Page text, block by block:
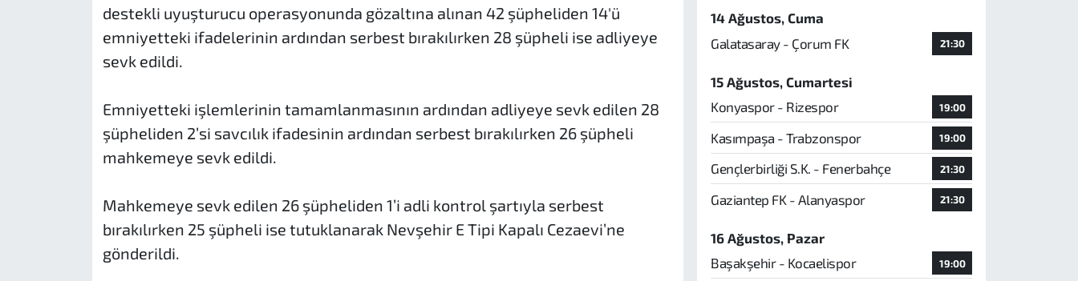
destekli uyuşturucu operasyonunda gözaltına alınan 42 şüpheliden 14'ü
emniyetteki ifadelerinin ardından serbest bırakılırken 28 şüpheli ise adliyeye
sevk edildi.
Emniyetteki işlemlerinin tamamlanmasının ardından adliyeye sevk edilen 28
şüpheliden 2’si savcılık ifadesinin ardından serbest bırakılırken 26 şüpheli
mahkemeye sevk edildi.
Mahkemeye sevk edilen 26 şüpheliden 1’i adli kontrol şartıyla serbest
bırakılırken 25 şüpheli ise tutuklanarak Nevşehir E Tipi Kapalı Cezaevi’ne
gönderildi.
14 Ağustos, Cuma
Galatasaray - Çorum FK
21:30
15 Ağustos, Cumartesi
Konyaspor - Rizespor
19:00
Kasımpaşa - Trabzonspor 19:00
Gençlerbirliği S.K. - Fenerbahçe 21:30
Gaziantep FK - Alanyaspor 21:30
16 Ağustos, Pazar
Başakşehir - Kocaelispor
19:00